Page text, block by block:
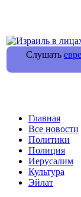
Слушать
Главная
Все новости
Политики
Полиция
Иерусалим
Культура
Эйлат